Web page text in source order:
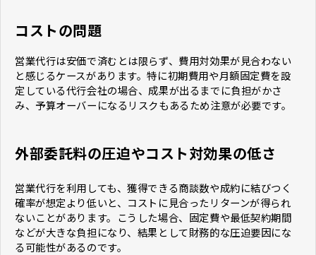
コストの問題
営業代行は安価で済むとは限らず、費用対効果が見合わない
と感じるケースがあります。特に初期費用や月額固定費を設
定している代行会社の場合、成果が出るまでに負担がかさ
み、予算オーバーになるリスクもあるため注意が必要です。
外部委託料の圧迫やコスト対効果の低さ
営業代行を利用しても、獲得できる商談数や成約に結びつく
確率が想定より低いと、コストに見合ったリターンが得られ
ないことがあります。こうした場合、固定費や最低契約期間
などが大きな負担になり、結果として財務的な圧迫要因にな
る可能性があるのです。